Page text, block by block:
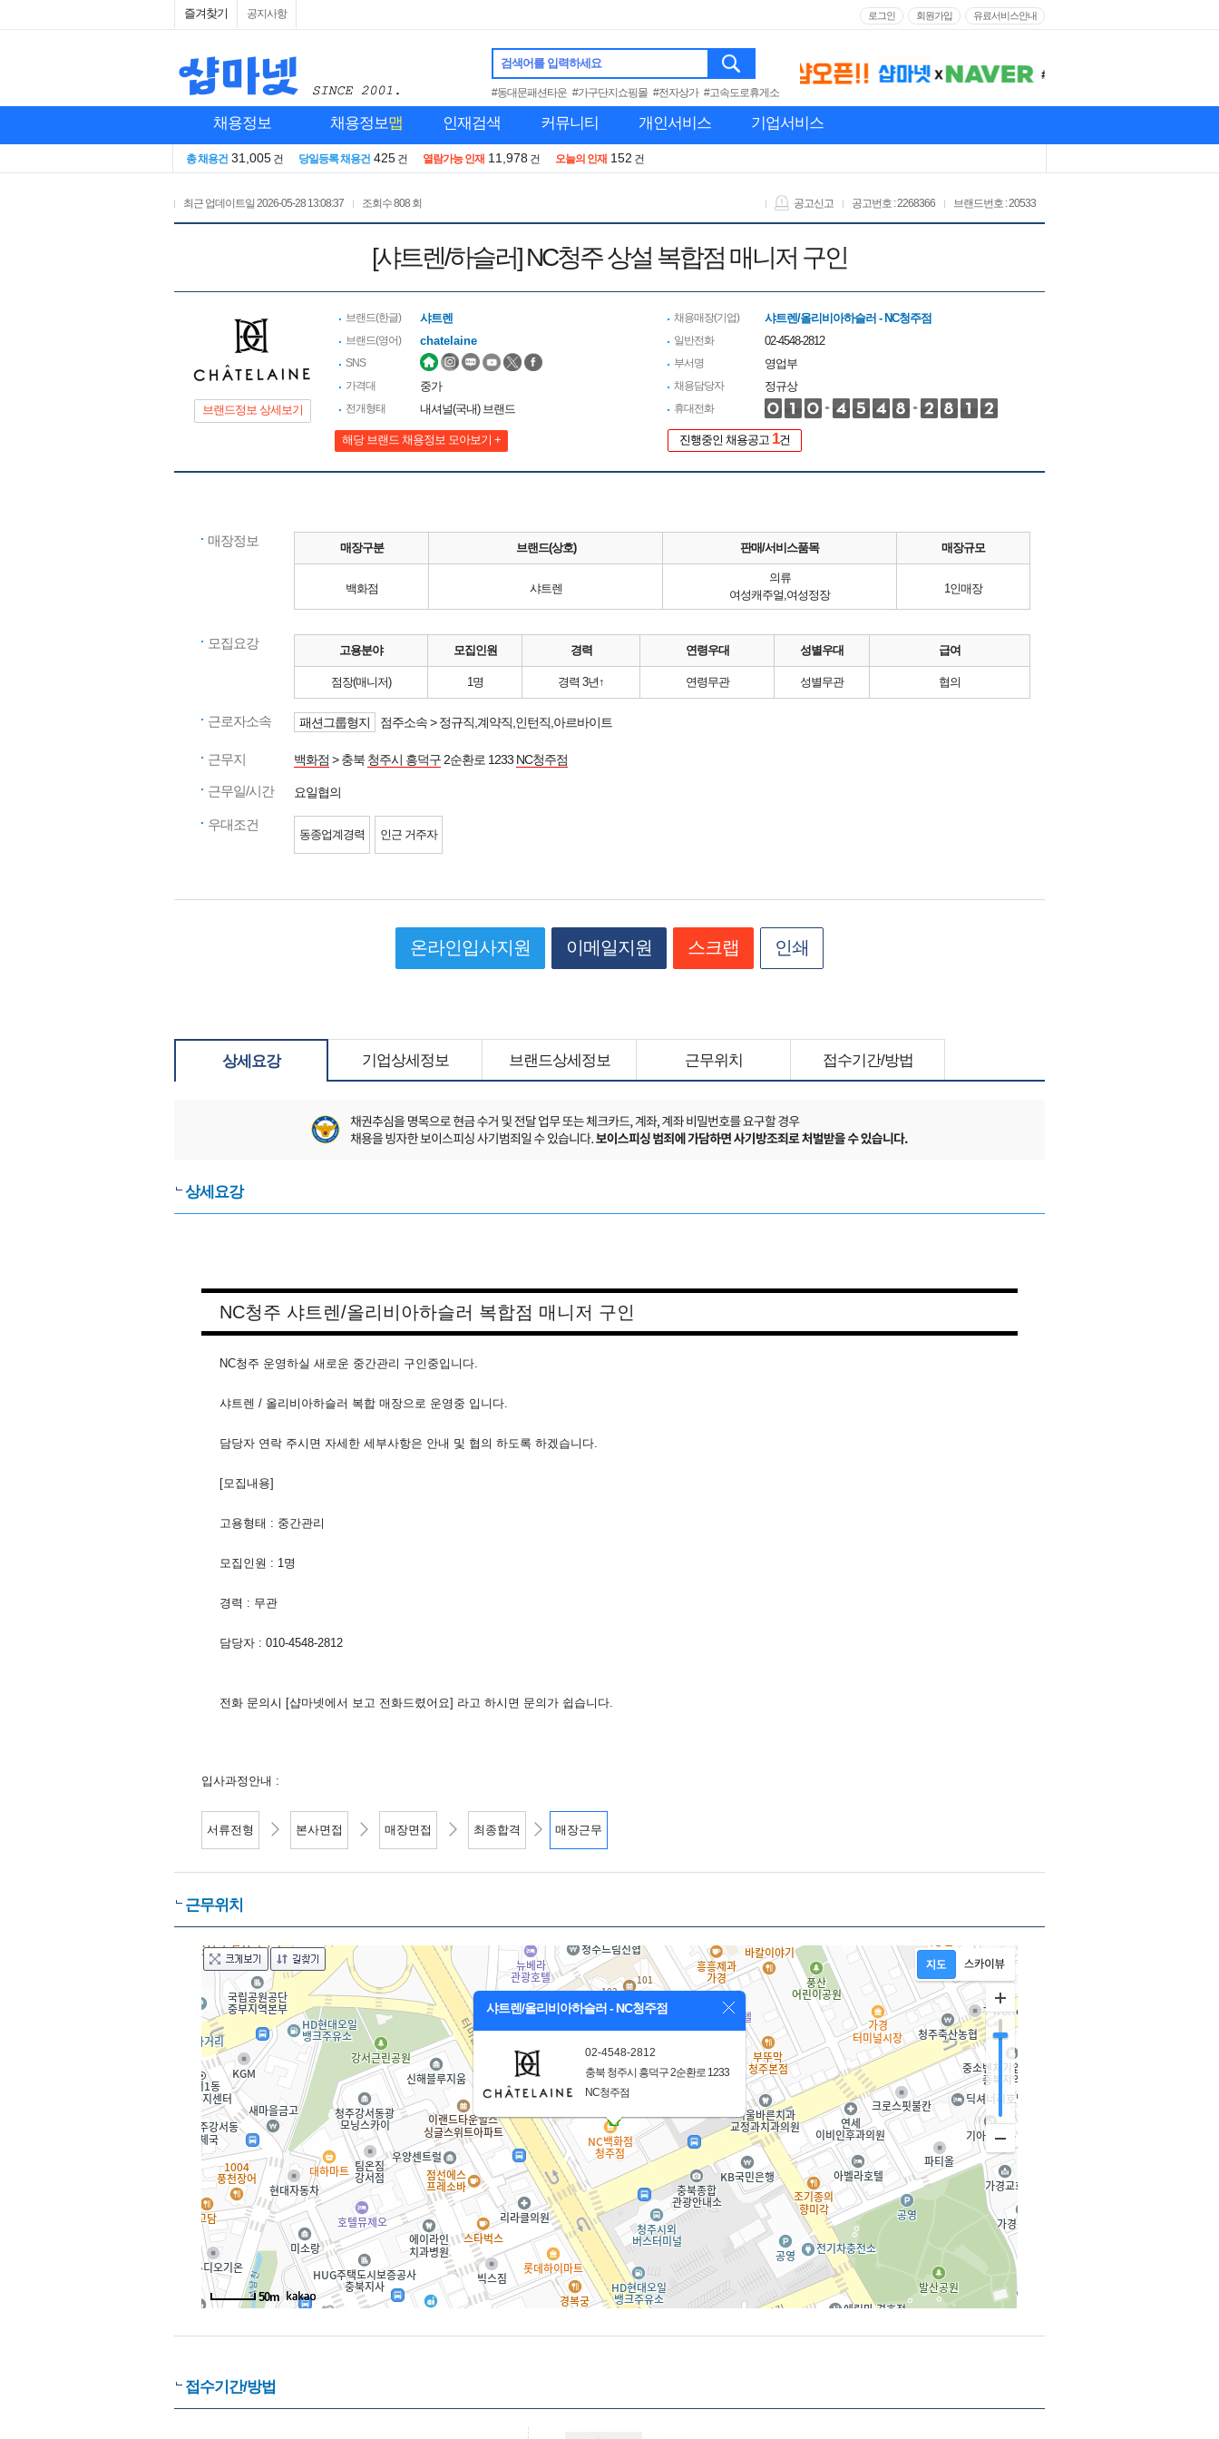
즐겨찾기 공지사항 로그인 회원가입 유료서비스안내
검색어를 입력하세요
#동대문패션타운 #가구단지쇼핑몰 #전자상가 #고속도로휴게소
채용정보 채용정보맵 인재검색 커뮤니티 개인서비스 기업서비스
총 채용건 31,005 건 당일등록 채용건 425 건 열람가능 인재 11,978 건 오늘의 인재 152 건
최근 업데이트일 2026-05-28 13:08:37 조회수808 회 브랜드번호 : 20533
공고번호 : 2268366
공고신고
[샤트렌/하슬러] NC청주 상설 복합점 매니저 구인
브랜드정보 상세보기
브랜드(한글) 샤트렌
브랜드(영어) chatelaine
SNS
가격대
중가
전개형태 내셔널(국내) 브랜드
해당 브랜드 채용정보 모아보기 +
채용매장(기업) 샤트렌/올리비아하슬러 - NC청주점
일반전화 02-4548-2812
부서명 영업부
채용담당자 정규상
휴대전화
진행중인 채용공고 1건
매장정보 매장구분 브랜드(상호) 판매/서비스품목 매장규모
백화점 샤트렌
의류
여성캐주얼,여성정장
1인매장
모집요강 고용분야 모집인원 경력 연령우대 성별우대 급여
점장(매니저) 1명 경력 3년↑ 연령무관 성별무관 협의
근로자소속 패션그룹형지 점주소속 > 정규직,계약직,인턴직,아르바이트
근무지 백화점 > 충북 청주시 흥덕구 2순환로 1233 NC청주점
근무일/시간 요일협의
우대조건
동종업계경력 인근 거주자
온라인입사지원 이메일지원 스크랩 인쇄
상세요강 기업상세정보 브랜드상세정보 근무위치 접수기간/방법
상세요강
NC청주 샤트렌/올리비아하슬러 복합점 매니저 구인
NC청주 운영하실 새로운 중간관리 구인중입니다.
샤트렌 / 올리비아하슬러 복합 매장으로 운영중 입니다.
담당자 연락 주시면 자세한 세부사항은 안내 및 협의 하도록 하겠습니다.
[모집내용]
고용형태 : 중간관리
모집인원 : 1명
경력 : 무관
담당자 : 010-4548-2812
전화 문의시 [샵마넷에서 보고 전화드렸어요] 라고 하시면 문의가 쉽습니다.
입사과정안내 :
서류전형 본사면접 매장면접 최종합격 매장근무
근무위치
샤트렌/올리비아하슬러 - NC청주점
02-4548-2812
충북 청주시 흥덕구 2순환로 1233
NC청주점
50m
접수기간/방법